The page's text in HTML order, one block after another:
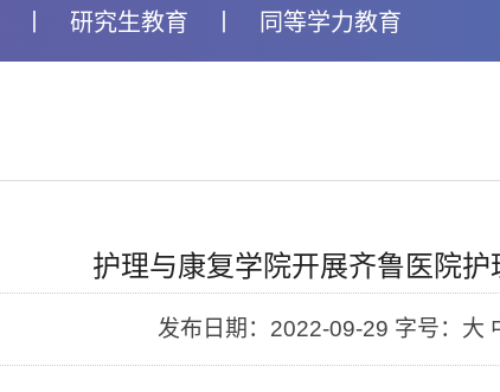
研究生教育 同等学力教育
护理与康复学院开展齐鲁医院
发布日期：2022-09-29 字号：大